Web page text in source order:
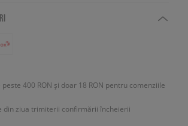
400 RON și doar 18 RON pentru comenziile
din ziua trimiterii confirmării încheierii